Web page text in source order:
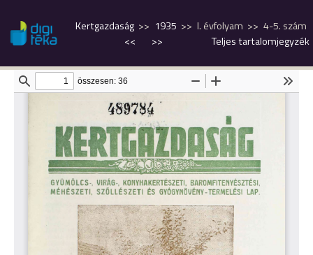
Kertgazdaság 1935 I. évfolyam
4-5. szám
<<
>> Teljes tartalomjegyzék